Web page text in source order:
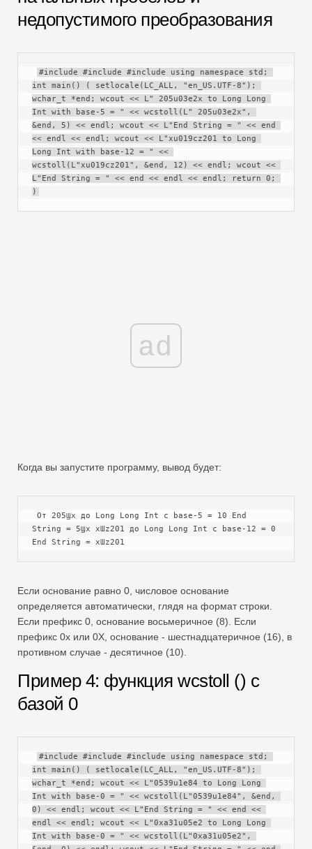
недопустимого преобразования
#include #include #include using namespace std;
int main() ( setlocale(LC_ALL, "en_US.UTF-8");
wchar_t *end; wcout << L" 205u03e2x to Long Long
Int with base-5 = " << wcstoll(L" 205u03e2x",
&end, 5) << endl; wcout << L"End String = " << end
<< endl << endl; wcout << L"xu019cz201 to Long
Long Int with base-12 = " <<
wcstoll(L"xu019cz201", &end, 12) << endl; wcout <<
L"End String = " << end << endl << endl; return 0;
)
ad
Когда вы запустите программу, вывод будет:
String = 5Ϣx xƜz201 до Long Long Int с base-12 = 0
End String = xƜz201
Если основание равно 0, числовое основание
определяется автоматически, глядя на формат строки.
Если префикс 0, основание восьмеричное (8). Если
префикс 0x или 0X, основание - шестнадцатеричное (16), в
противном случае - десятичное (10).
Пример 4: функция wcstoll () с
базой 0
#include #include #include using namespace std;
int main() ( setlocale(LC_ALL, "en_US.UTF-8");
wchar_t *end; wcout << L"0539u1e84 to Long Long
Int with base-0 = " << wcstoll(L"0539u1e84", &end,
0) << endl; wcout << L"End String = " << end <<
endl << endl; wcout << L"0xa31u05e2 to Long Long
Int with base-0 = " << wcstoll(L"0xa31u05e2",